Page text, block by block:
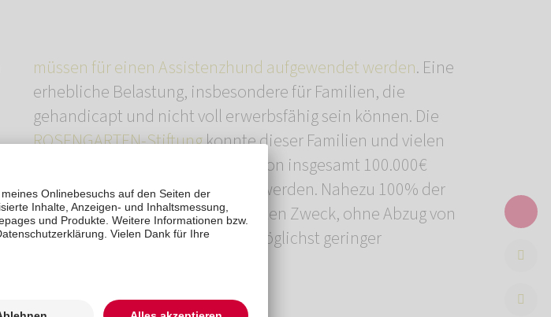
müssen für einen Assistenzhund aufgewendet werden. Eine
erhebliche Belastung, insbesondere für Familien, die
gehandicapt und nicht voll erwerbsfähig sein können. Die
ROSENGARTEN-Stiftungkonnte dieser Familien und vielen
weiteren helfen. Förderzusagen von insgesamt 100.000€
konnten bereits ausgesprochen werden. Nahezu 100% der
Spendengelderfließen in den guten Zweck, ohne Abzug von
Personalkosten und mit Abzug möglichst geringer